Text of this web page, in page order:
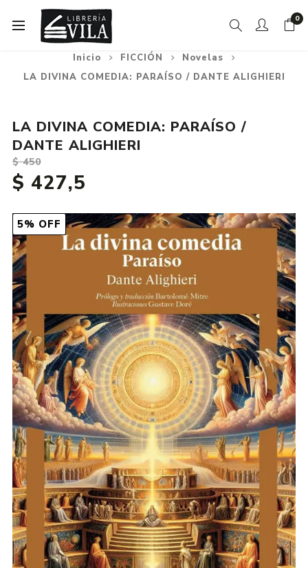
0
Inicio FICCIÓN
Novelas
LA DIVINA COMEDIA: PARAÍSO / DANTE ALIGHIERI
5% OFF
LA DIVINA COMEDIA: PARAÍSO /
DANTE ALIGHIERI
$ 450
$ 427,5